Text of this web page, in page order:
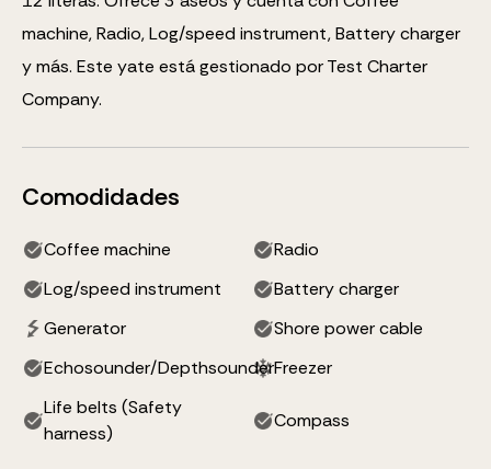
machine, Radio, Log/speed instrument, Battery charger
y más. Este yate está gestionado por Test Charter
Company.
Comodidades
Coffee machine
Radio
Log/speed instrument
Battery charger
Generator
Shore power cable
Echosounder/DepthsounderFreezer
Life belts (Safety
harness)
Compass